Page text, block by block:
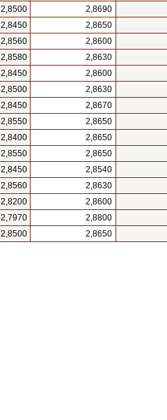
2,8500 2,8690
2,8450 2,8650
2,8560 2,8600
2,8580 2,8630
2,8450 2,8600
2,8500 2,8630
2,8450 2,8670
2,8550 2,8650
2,8400 2,8650
2,8550 2,8650
2,8450 2,8540
2,8560 2,8630
2,8200 2,8600
2,7970 2,8800
2,8500 2,8650